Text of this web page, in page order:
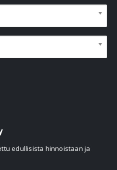
edullisista hinnoistaan ja